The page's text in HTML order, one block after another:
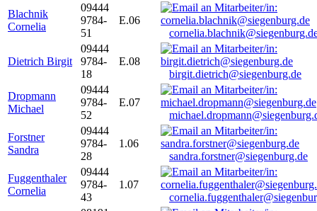
Blachnik
Cornelia
09444
9784-
51
E.06
Dietrich Birgit
09444
9784-
18
E.08
birgit.dietrich@siegenburg.de
Dropmann
Michael
09444
9784-
52
E.07
Forstner
Sandra
09444
9784-
28
1.06
sandra.forstner@siegenburg.de
Fuggenthaler
Cornelia
09444
9784-
43
1.07